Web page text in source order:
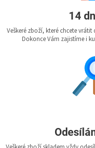
14
Veškeré zboží, které chcete
Dokonce Vám zajistíme i